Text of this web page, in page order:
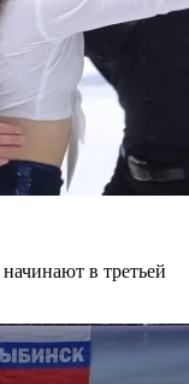
начинают в третьей